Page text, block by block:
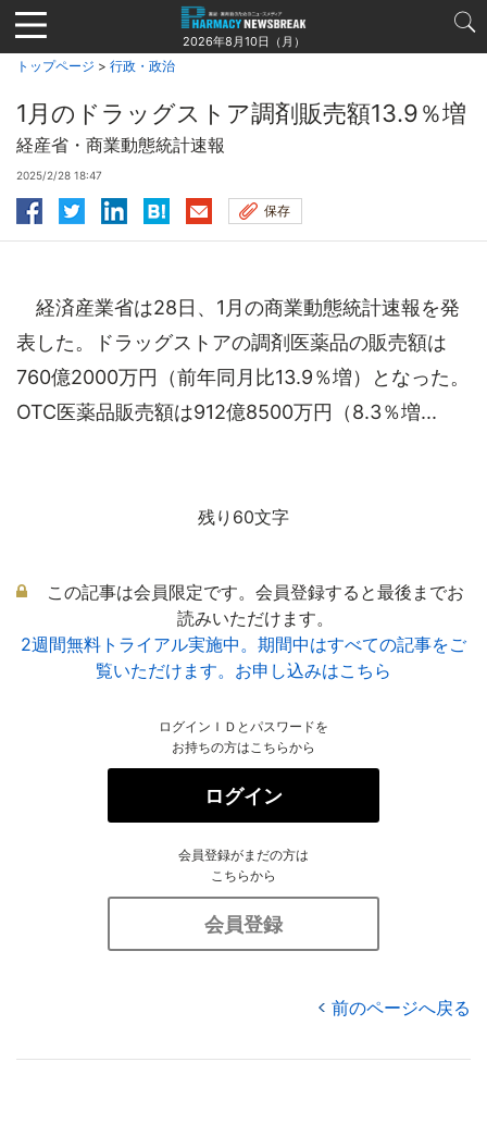
Jump
to
navigation
2026年8月10日（月）
トップページ > 行政・政治
1月のドラッグストア調剤販売額13.9％増
経産省・商業動態統計速報
2025/2/28 18:47
保存
経済産業省は28日、1月の商業動態統計速報を発
表した。ドラッグストアの調剤医薬品の販売額は
760億2000万円（前年同月比13.9％増）となった。
OTC医薬品販売額は912億8500万円（8.3％増...
残り60文字
この記事は会員限定です。会員登録すると最後までお
読みいただけます。
2週間無料トライアル実施中。期間中はすべての記事をご
覧いただけます。お申し込みはこちら
ログインＩＤとパスワードを
お持ちの方はこちらから
ログイン
会員登録がまだの方は
こちらから
会員登録
前のページへ戻る